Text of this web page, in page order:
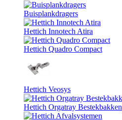
Buisplankdragers
Hettich Innotech Atira
Hettich Quadro Compact
Hettich Veosys
Hettich Orgatray Bestekbakken